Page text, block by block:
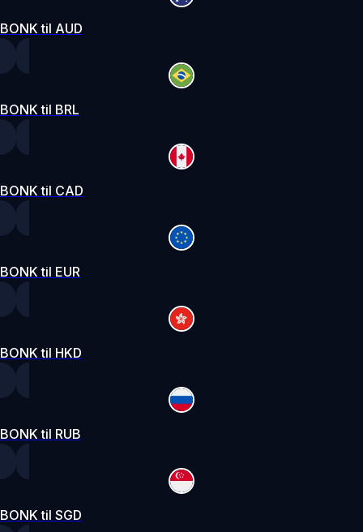
BONK til AUD
BONK til BRL
BONK til CAD
BONK til EUR
BONK til HKD
BONK til RUB
BONK til SGD